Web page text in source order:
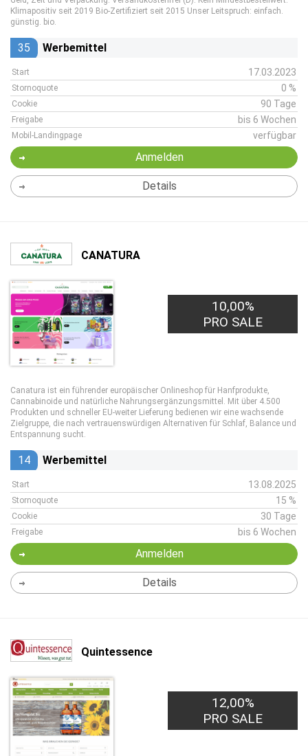
Klimapositiv seit 2019 Bio-Zertifiziert seit 2015 Unser Leitspruch: einfach.
günstig. bio.
35 Werbemittel
Start 17.03.2023
Stornoquote 0 %
Cookie 90 Tage
Freigabe bis 6 Wochen
Mobil-Landingpage verfügbar
Anmelden
Details
CANATURA
10,00%
PRO SALE
Canatura ist ein führender europäischer Onlineshop für Hanfprodukte,
Cannabinoide und natürliche Nahrungsergänzungsmittel. Mit über 4.500
Produkten und schneller EU-weiter Lieferung bedienen wir eine wachsende
Zielgruppe, die nach vertrauenswürdigen Alternativen für Schlaf, Balance und
Entspannung sucht.
14 Werbemittel
Start 13.08.2025
Stornoquote 15 %
Cookie 30 Tage
Freigabe bis 6 Wochen
Anmelden
Details
Quintessence
12,00%
PRO SALE